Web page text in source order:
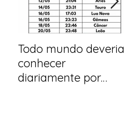
Todo mundo deveria
conhecer
diariamente por